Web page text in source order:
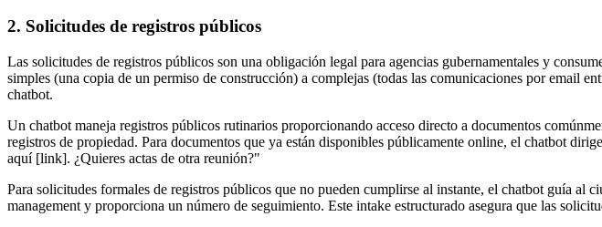
2. Solicitudes de registros públicos
Las solicitudes de registros públicos son una obligación legal para agencias gubernamentales y
simples (una copia de un permiso de construcción) a complejas (todas las comunicaciones por email
chatbot.
Un chatbot maneja registros públicos rutinarios proporcionando acceso directo a documentos
registros de propiedad. Para documentos que ya están disponibles públicamente online, el chatbot
aquí [link]. ¿Quieres actas de otra reunión?"
Para solicitudes formales de registros públicos que no pueden cumplirse al instante, el chatbot guía al
management y proporciona un número de seguimiento. Este intake estructurado asegura que las